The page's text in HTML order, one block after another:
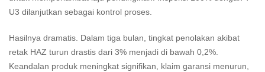
U3 dilanjutkan sebagai kontrol proses.
Hasilnya dramatis. Dalam tiga bulan, tingkat penolakan akibat
retak HAZ turun drastis dari 3% menjadi di bawah 0,2%.
Keandalan produk meningkat signifikan, klaim garansi menurun,